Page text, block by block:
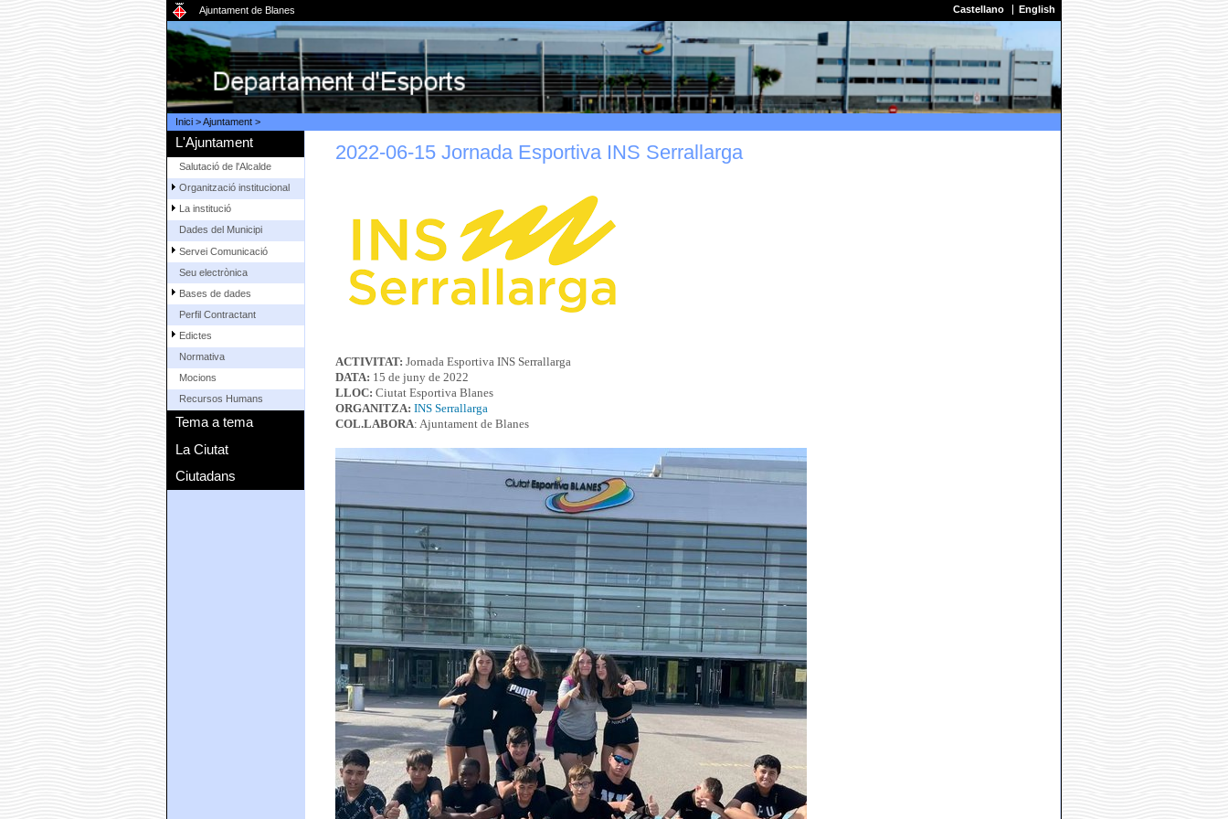
Ajuntament de Blanes Castellano English
Inici>Ajuntament>
L'Ajuntament
Salutació de l'Alcalde
Organització institucional
La institució
Dades del Municipi
Servei Comunicació
Seu electrònica
Bases de dades
Perfil Contractant
Edictes
Normativa
Mocions
Recursos Humans
Tema a tema
La Ciutat
Ciutadans
2022-06-15 Jornada Esportiva INS Serrallarga
ACTIVITAT: Jornada Esportiva INS Serrallarga
DATA: 15 de juny de 2022
LLOC: Ciutat Esportiva Blanes
ORGANITZA: INS Serrallarga
COL.LABORA: Ajuntament de Blanes